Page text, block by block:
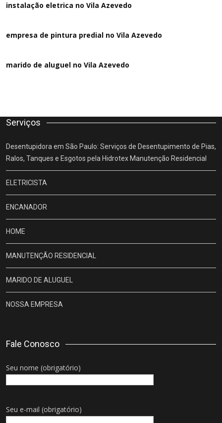
instalação eletrica no Vila Azevedo
empresa de pintura predial no Vila Azevedo
marido de aluguel no Vila Azevedo
Serviços
Desentupidora em São Paulo: Serviços de Desentupimento de Pias,
Ralos, Tanques e Esgotos pela Hidrotex Manutenção Residencial
ELETRICISTA
ENCANADOR
HOME
MANUTENÇÃO RESIDENCIAL
MARIDO DE ALUGUEL
NOSSA EMPRESA
Fale Conosco
Seu nome (obrigatório)
Seu e-mail (obrigatório)